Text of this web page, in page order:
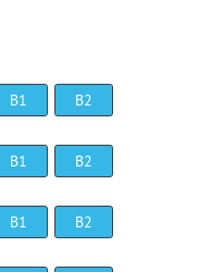
В1 В2
В1 В2
В1 В2